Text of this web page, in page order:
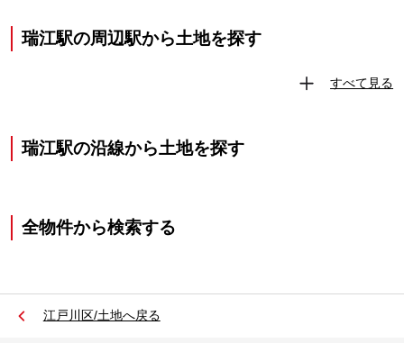
瑞江駅の周辺駅から土地を探す
すべて見る
瑞江駅の沿線から土地を探す
全物件から検索する
江戸川区/土地へ戻る